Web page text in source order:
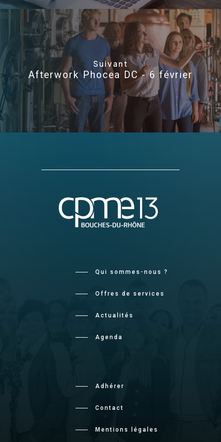
Suivant
Afterwork Phocea DC - 6 février
Qui sommes-nous ?
Offres de services
Actualités
Agenda
Adhérer
Contact
Mentions légales